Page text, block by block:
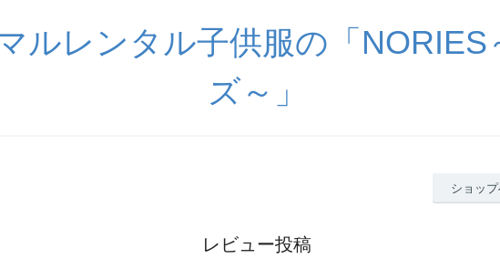
ルレンタル子供服の「NORIES
ズ～」
ショッ
レビュー投稿